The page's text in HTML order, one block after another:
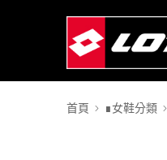
首頁 ∎女鞋分類